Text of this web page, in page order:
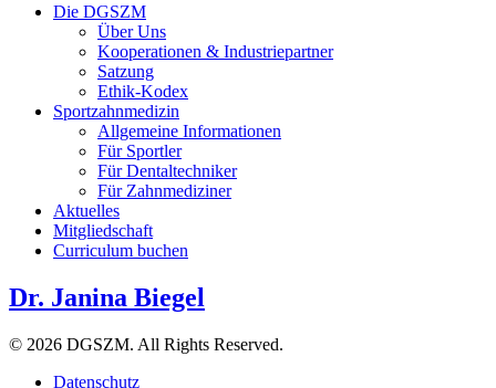
Die DGSZM
Über Uns
Kooperationen & Industriepartner
Satzung
Ethik-Kodex
Sportzahnmedizin
Allgemeine Informationen
Für Sportler
Für Dentaltechniker
Für Zahnmediziner
Aktuelles
Mitgliedschaft
Curriculum buchen
Dr. Janina Biegel
© 2026 DGSZM. All Rights Reserved.
Datenschutz